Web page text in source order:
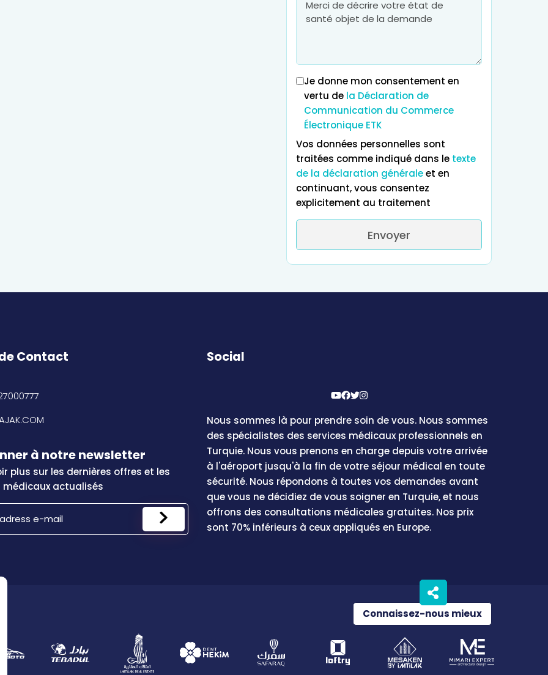
Je donne mon consentement en
vertu de la Déclaration de
Communication du Commerce
Électronique ETK
Vos données personnelles sont
traitées comme indiqué dans le texte
de la déclaration généraleet en
continuant, vous consentez
explicitement au traitement
Envoyer
Contact
à notre newsletter
plus sur les dernières offres et les
médicaux actualisés
Social
Nous sommes là pour prendre soin de vous. Nous sommes
des spécialistes des services médicaux professionnels en
Turquie. Nous vous prenons en charge depuis votre arrivée
à l'aéroport jusqu'à la fin de votre séjour médical en toute
sécurité. Nous répondons à toutes vos demandes avant
que vous ne décidiez de vous soigner en Turquie, et nous
offrons des consultations médicales gratuites. Nos prix
sont 70% inférieurs à ceux appliqués en Europe.
Connaissez-nous mieux